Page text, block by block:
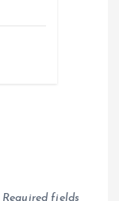
Required fields